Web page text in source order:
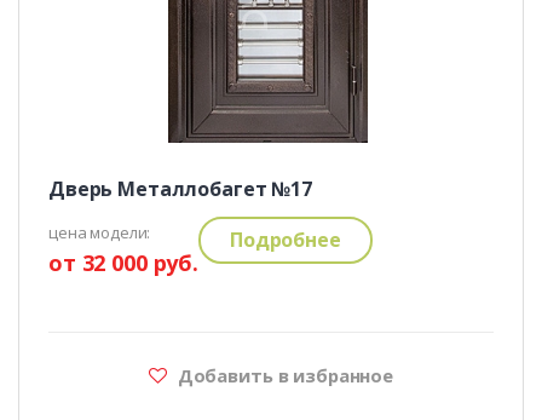
Дверь Металлобагет №17
цена модели:
от 32 000 руб.
Подробнее
Добавить в избранное